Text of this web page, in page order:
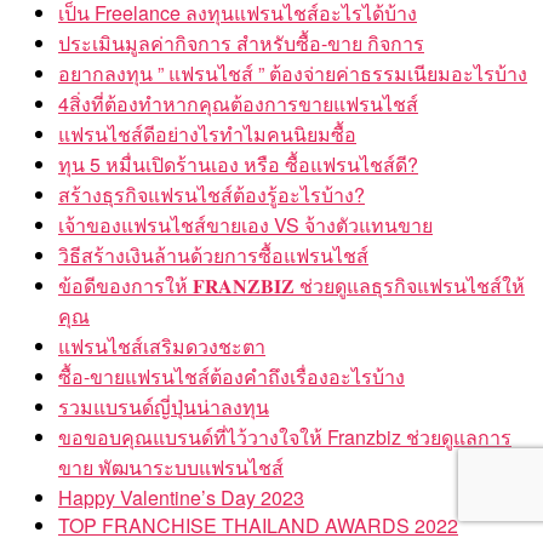
เป็น Freelance ลงทุนแฟรนไชส์อะไรได้บ้าง
ประเมินมูลค่ากิจการ สำหรับซื้อ-ขาย กิจการ
อยากลงทุน ” แฟรนไชส์ ” ต้องจ่ายค่าธรรมเนียมอะไรบ้าง
4สิ่งที่ต้องทำหากคุณต้องการขายแฟรนไชส์
แฟรนไชส์ดีอย่างไรทำไมคนนิยมซื้อ
ทุน 5 หมื่นเปิดร้านเอง หรือ ซื้อแฟรนไชส์ดี?
สร้างธุรกิจแฟรนไชส์ต้องรู้อะไรบ้าง?
เจ้าของแฟรนไชส์ขายเอง VS จ้างตัวแทนขาย
วิธีสร้างเงินล้านด้วยการซื้อแฟรนไชส์
ข้อดีของการให้ 𝐅𝐑𝐀𝐍𝐙𝐁𝐈𝐙 ช่วยดูแลธุรกิจแฟรนไชส์ให้
คุณ
แฟรนไชส์เสริมดวงชะตา
ซื้อ-ขายแฟรนไชส์ต้องคำถึงเรื่องอะไรบ้าง
รวมแบรนด์ญี่ปุ่นน่าลงทุน
ขอขอบคุณแบรนด์ที่ไว้วางใจให้ Franzbiz ช่วยดูแลการ
ขาย พัฒนาระบบแฟรนไชส์
Happy Valentine’s Day 2023
TOP FRANCHISE THAILAND AWARDS 2022